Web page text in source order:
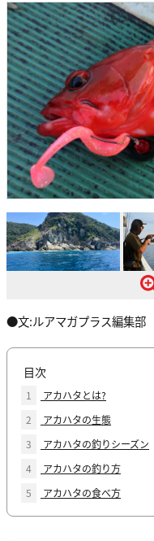
●文:ルアマガプラス編集部
目次
1
アカハタとは?
2
アカハタの生態
3
アカハタの釣りシーズン
4
アカハタの釣り方
5
アカハタの食べ方